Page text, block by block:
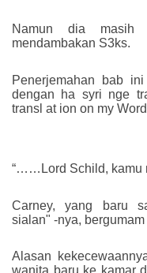
Namun dia
mendambakan S3ks.
Penerjemahan bab
dengan ha syri nge
transl at ion on my
“……Lord Schild, kamu
Carney, yang baru
sialan" -nya,
Alasan